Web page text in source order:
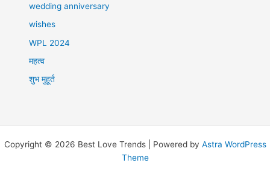
wedding anniversary
wishes
WPL 2024
महत्व
शुभ मुहूर्त
Copyright © 2026 Best Love Trends | Powered by Astra WordPress
Theme